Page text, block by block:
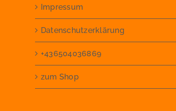
Impressum
Datenschutzerklärung
+436504036869
zum Shop